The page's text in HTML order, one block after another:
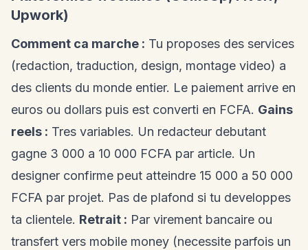
Upwork)
Comment ca marche : Tu proposes des services
(redaction, traduction, design, montage video) a
des clients du monde entier. Le paiement arrive en
euros ou dollars puis est converti en FCFA. Gains
reels : Tres variables. Un redacteur debutant
gagne 3 000 a 10 000 FCFA par article. Un
designer confirme peut atteindre 15 000 a 50 000
FCFA par projet. Pas de plafond si tu developpes
ta clientele. Retrait : Par virement bancaire ou
transfert vers mobile money (necessite parfois un